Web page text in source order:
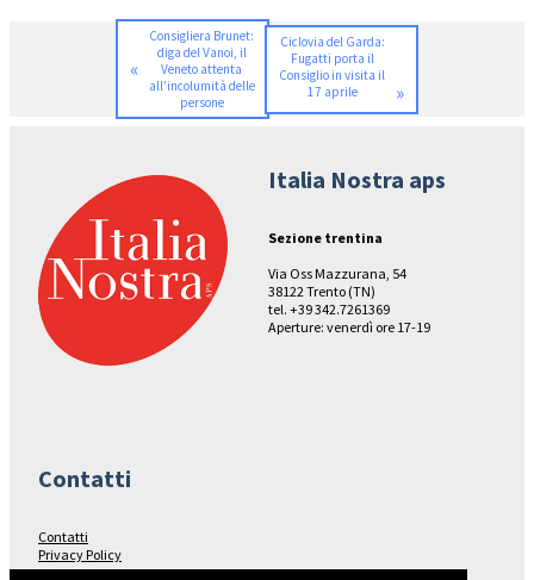
«
Consigliera Brunet:
diga del Vanoi, il
Veneto attenta
all’incolumità delle
persone
Ciclovia del Garda:
Fugatti porta il
Consiglio in visita il
17 aprile
»
Italia Nostra aps
Sezione trentina
Via Oss Mazzurana, 54
38122 Trento (TN)
tel. +39 342.7261369
Aperture: venerdì ore 17-19
Contatti
Contatti
Privacy Policy